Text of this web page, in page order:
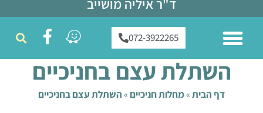
ד"ר איליה מושייב
072-3922265
השתלת עצם בחניכיים
דף הבית»מחלות חניכיים »השתלת עצם בחניכיים